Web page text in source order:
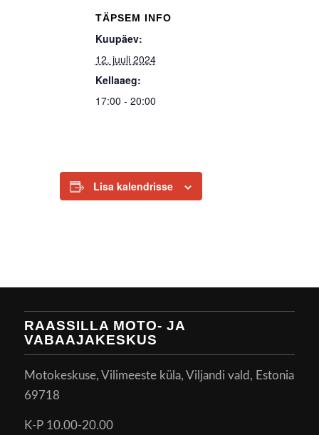
TÄPSEM INFO
Kuupäev:
12. juuli 2024
Kellaaeg:
17:00 - 20:00
Lisa kalendrisse
RAASSILLA MOTO- JA
VABAAJAKESKUS
Motokeskuse, Vilimeeste küla, Viljandi vald, Estonia
69718
K-P 10.00-20.00